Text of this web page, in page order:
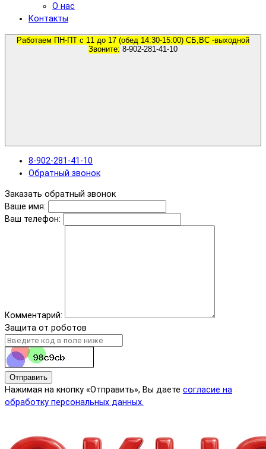
О нас
Контакты
Работаем ПН-ПТ с 11 до 17 (обед 14:30-15:00) СБ,ВС -выходной
Звоните:
8-902-281-41-10
Обратный звонок
Заказать обратный звонок
Ваше имя:
Ваш телефон:
Комментарий:
Защита от роботов
Отправить
Нажимая на кнопку «Отправить», Вы даете согласие на
обработку персональных данных.